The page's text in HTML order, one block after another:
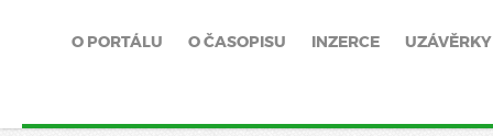
O PORTÁLU O ČASOPISU INZERCE UZÁVĚRKY